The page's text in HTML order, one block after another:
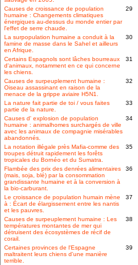
Causes de croissance de population
humaine : Changements climatiques
énergiques au-dessus du monde entier par
l'effet de serre chaude.
29
La surpopulation humaine a conduit à la
famine de masse dans le Sahel et ailleurs
en Afrique.
30
Certains Espagnols sont lâches bourreaux
d'animaux, notamment en ce qui concerne
les chiens.
31
Causes de surpeuplement humaine :
Oiseau assassinant en raison de la
menace de la grippe aviaire H5N1.
32
La nature fait partie de toi / vous faites
partie de la nature.
33
Causes d' explosion de population
humaine : animalhomes surchargés de ville
avec les animaux de compagnie misérables
abandonnés.
34
La notation illégale près Mafia-comme des
troupes détruit rapidement les forêts
tropicales du Bornéo et du Sumatra.
35
Flambée des prix des denrées alimentaires
(mais, soja, blé) par la consommation
grandissante humaine et à la conversion à
la bio-carburant.
36
Le croissance de population humain mène
à : Écart de élargissement entre les nantis
et les pauvres.
37
Causes de surpeuplement humaine : Les
températures montantes de mer qui
détruisent des écosystèmes de récif de
corail.
38
Certaines provinces de l'Espagne
maltraitent leurs chiens d'une manière
terrible.
39